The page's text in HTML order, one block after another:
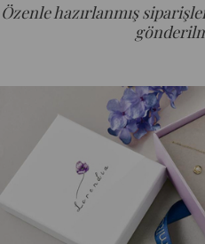
Özenle hazırlanmış